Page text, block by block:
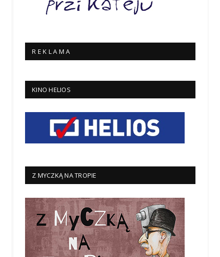
R E K L A M A
KINO HELIOS
Z MYCZKĄ NA TROPIE